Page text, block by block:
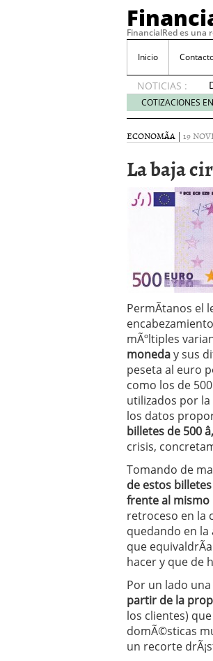
FinancialRed es una
Inicio
NOTICIAS :
COTIZACIONES
ECONOMÃ­A | 19
La baja
PermÃ­tanos el
mÃºltiples
moneday sus
peseta al euro
como los de
utilizados por
los datos
billetes de 500
crisis,
Tomando de
de estos
frente al mismo
retroceso en la
quedando en la
que
hacer y que de
Por un lado
partir de la
los clientes)
domÃ©sticas
un recorte